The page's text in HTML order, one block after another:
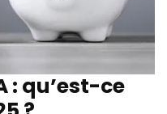
: qu’est-ce